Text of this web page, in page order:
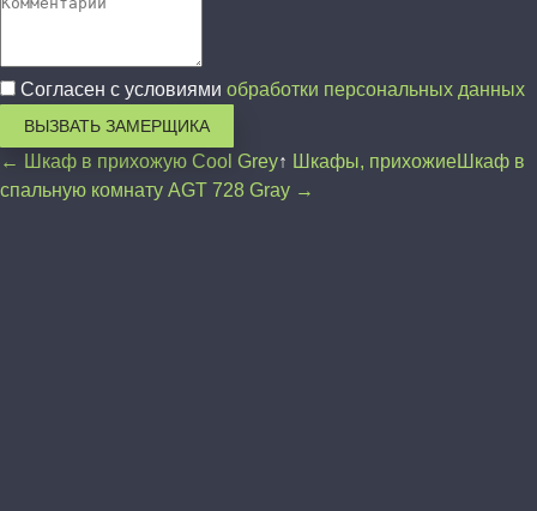
Согласен с условиями обработки персональных данных
ВЫЗВАТЬ ЗАМЕРЩИКА
← Шкаф в прихожую Cool Grey↑ Шкафы, прихожиеШкаф в
спальную комнату AGT 728 Gray →